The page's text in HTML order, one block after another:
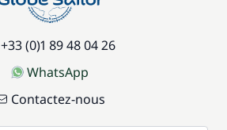
+33 (0)1 89 48 04 26
WhatsApp
Contactez-nous